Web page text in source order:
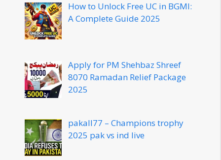
How to Unlock Free UC in BGMI:
A Complete Guide 2025
Apply for PM Shehbaz Shreef
8070 Ramadan Relief Package
2025
pakall77 – Champions trophy
2025 pak vs ind live